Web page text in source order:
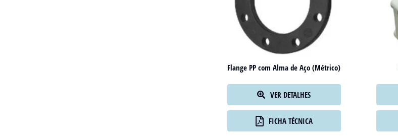
Flange PP com Alma de Aço (Métrico)
VER DETALHES
FICHA TÉCNICA